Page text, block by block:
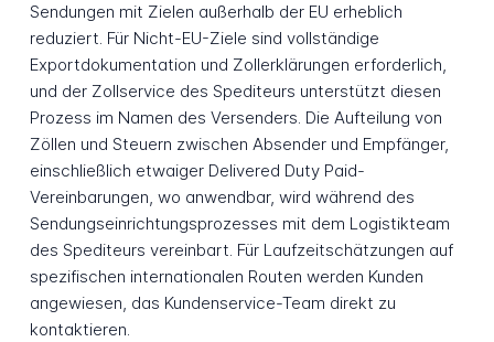
Sendungen mit Zielen außerhalb der EU erheblich
reduziert. Für Nicht-EU-Ziele sind vollständige
Exportdokumentation und Zollerklärungen erforderlich,
und der Zollservice des Spediteurs unterstützt diesen
Prozess im Namen des Versenders. Die Aufteilung von
Zöllen und Steuern zwischen Absender und Empfänger,
einschließlich etwaiger Delivered Duty Paid-
Vereinbarungen, wo anwendbar, wird während des
Sendungseinrichtungsprozesses mit dem Logistikteam
des Spediteurs vereinbart. Für Laufzeitschätzungen auf
spezifischen internationalen Routen werden Kunden
angewiesen, das Kundenservice-Team direkt zu
kontaktieren.